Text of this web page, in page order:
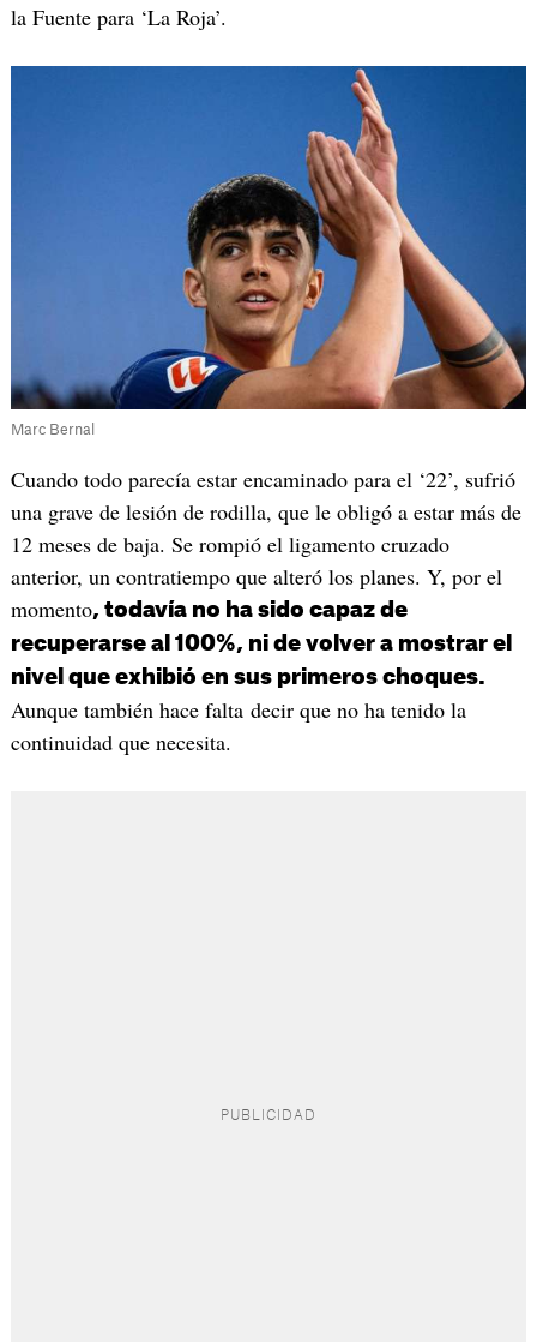
la Fuente para ‘La Roja’.
Marc Bernal
Cuando todo parecía estar encaminado para el ‘22’, sufrió
una grave de lesión de rodilla, que le obligó a estar más de
12 meses de baja. Se rompió el ligamento cruzado
anterior, un contratiempo que alteró los planes. Y, por el
momento, todavía no ha sido capaz de
recuperarse al 100%, ni de volver a mostrar el
nivel que exhibió en sus primeros choques.
Aunque también hace falta decir que no ha tenido la
continuidad que necesita.